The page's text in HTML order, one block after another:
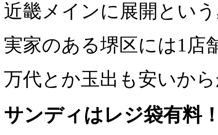
近畿メインに展開とい
実家のある堺区には1店
万代とか玉出も安いか
サンディはレジ袋有料